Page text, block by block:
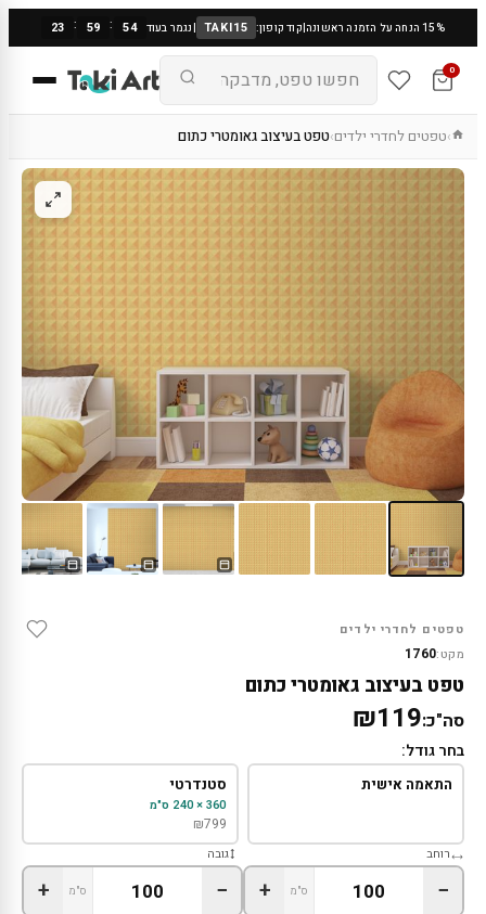
15% הנחה על הזמנה ראשונה |קוד קופון: TAKI15
|נגמר בעוד 23 : 59 : 53
0
›טפטים לחדרי ילדים›טפט בעיצוב גאומטרי כתום
טפטים לחדרי ילדים
מקט:1760
טפט בעיצוב גאומטרי כתום
סה"כ:₪119
בחר גודל:
התאמה אישית סטנדרטי
360 × 240 ס"מ
₪799
רוחב
− ס"מ +
גובה
− ס"מ +